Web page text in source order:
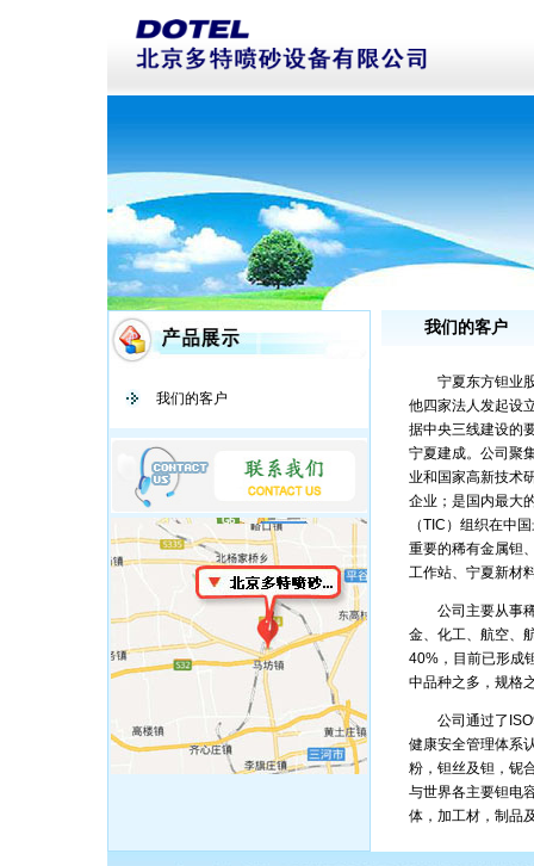
我们的客户
我们的客户
宁夏东方钽业股
他四家法人发起设
据中央三线建设的
宁夏建成。公司聚
业和国家高新技术
企业；是国内最大
（TIC）组织在中
重要的稀有金属钽
工作站、宁夏新材
公司主要从事稀
金、化工、航空、
40%，目前已形成
中品种之多，规格
公司通过了
健康安全管理体系
粉，钽丝及钽，铌
与世界各主要钽电
体，加工材，制品